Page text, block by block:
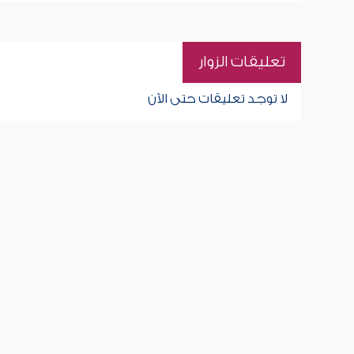
تعليقات الزوار
لا توجد تعليقات حتى الآن